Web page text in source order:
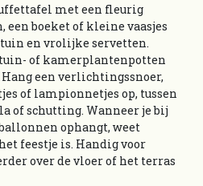
met een fleurig
een boeket of kleine vaasjes
en vrolijke servetten.
tuin- of kamerplantenpotten
een verlichtingssnoer,
of lampionnetjes op, tussen
of schutting. Wanneer je bij
ophangt, weet
feestje is. Handig voor
over de vloer of het terras